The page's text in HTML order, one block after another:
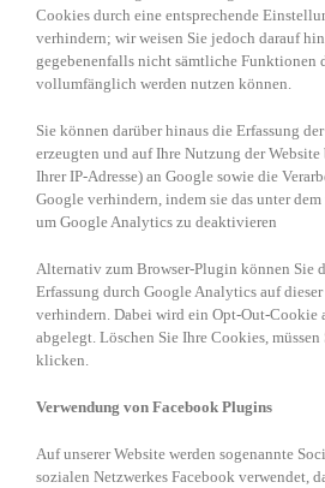
Cookies durch eine entsprechende
verhindern; wir weisen Sie jedoch darauf
gegebenenfalls nicht sämtliche Funktionen
vollumfänglich werden nutzen können.
Sie können darüber hinaus die Erfassung
erzeugten und auf Ihre Nutzung der Website
Ihrer IP-Adresse) an Google sowie die
Google verhindern, indem sie das unter
um Google Analytics zu deaktivieren
Alternativ zum Browser-Plugin können Sie
Erfassung durch Google Analytics auf
verhindern. Dabei wird ein Opt-Out-Cookie
abgelegt. Löschen Sie Ihre Cookies,
klicken.
Verwendung von Facebook Plugins
Auf unserer Website werden sogenannte
sozialen Netzwerkes Facebook verwendet,